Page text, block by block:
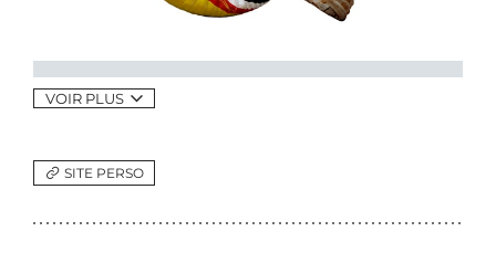
VOIR PLUS
SITE PERSO